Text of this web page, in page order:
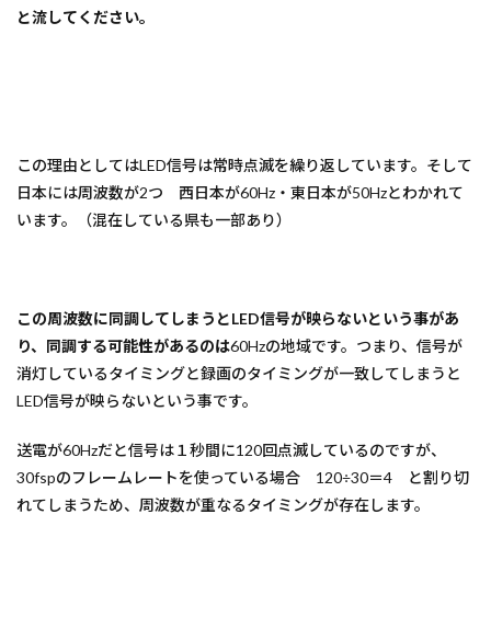
と流してください。
この理由としてはLED信号は常時点滅を繰り返しています。そして
日本には周波数が2つ 西日本が60Hz・東日本が50Hzとわかれて
います。（混在している県も一部あり）
この周波数に同調してしまうとLED信号が映らないという事があ
り、同調する可能性があるのは60Hzの地域です。つまり、信号が
消灯しているタイミングと録画のタイミングが一致してしまうと
LED信号が映らないという事です。
送電が60Hzだと信号は１秒間に120回点滅しているのですが、
30fspのフレームレートを使っている場合 120÷30＝4 と割り切
れてしまうため、周波数が重なるタイミングが存在します。